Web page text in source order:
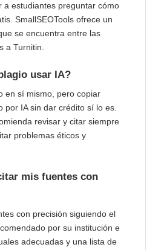
a estudiantes preguntar cómo
SmallSEOTools ofrece un
se encuentra entre las
a Turnitin.
usar IA?
en sí mismo, pero copiar
por IA sin dar crédito sí lo es.
revisar y citar siempre
problemas éticos y
mis fuentes con
con precisión siguiendo el
por su institución e
adecuadas y una lista de